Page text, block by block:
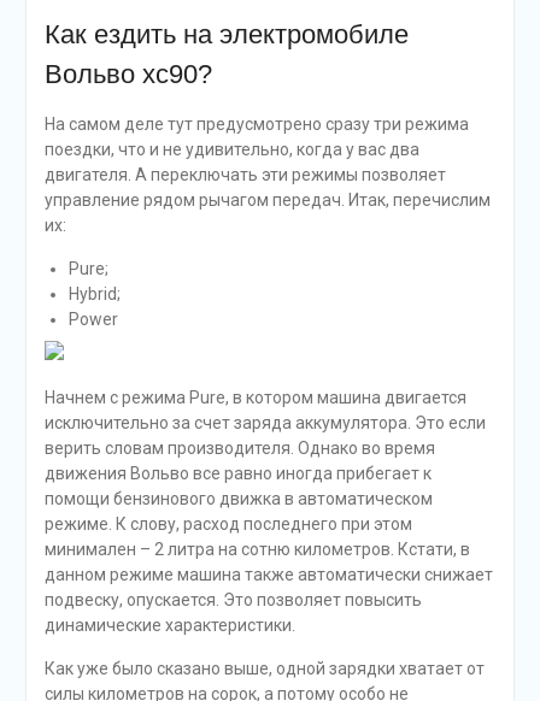
энергия идет на подзарядку аккумулятора.
ВАЖНО: В гибрид вольво хс90 имеется функция
педали газа, машина в данном режиме начинает
заметно замедляться. А это означает, что при
нормальном вождении со средней скоростью вам
даже редко придется пользоваться педалью
переключения передач.
Отметим, что все автоматические переключения
отражаются на экране управления. Например, желтая
окантовка двигателя на мониторе означает, что
электрическая. Кроме того, о том, что включен
аккумулятор, говорит изображение батарейки.
Капелька, в свою очередь, будет свидетельствовать о
том, что сжигается топливо. В гибридном режиме
машина расходует крайне мало для внедорожника – до
четырех литров на сто километров дороги.
Ну и последний режим Power создан для того чтобы
выжимать максимум из этого Вольво, и оба мотора там
используются одновременно. Мощность, конечно,
для комфорта, чем для быстрой и агрессивной езды…